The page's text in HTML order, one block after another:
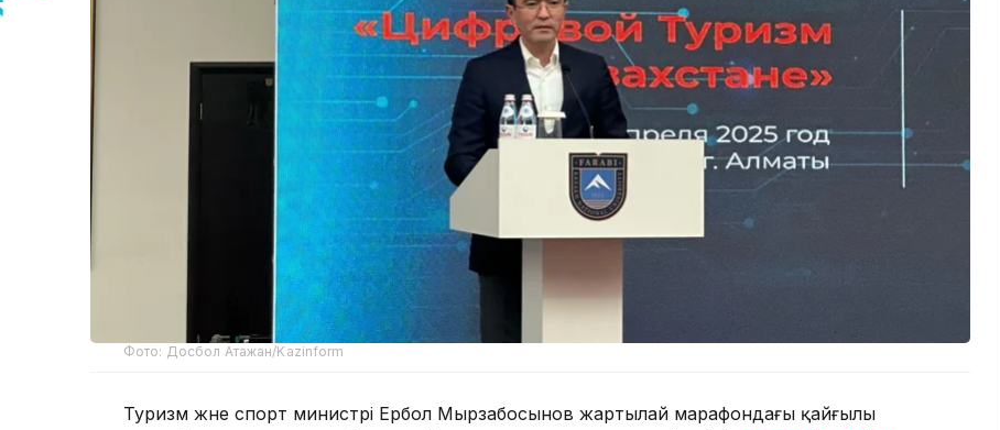
Фото: Досбол Атажан/Kazinform
Туризм және спорт министрі Ербол Мырзабосынов жартылай марафондағы қайғылы